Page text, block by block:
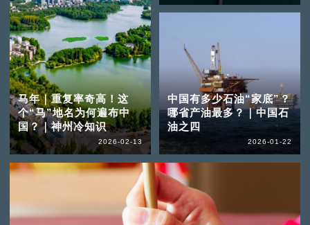
马年｜重复率奇高！这
个“马”地名为何遍布中
国？｜神州冷知识
2026-02-13
中国有多少石油“家底”？
哪省产油最多？｜中国石
油之四
2026-01-22